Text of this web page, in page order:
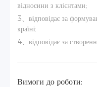
відносини з клієнтами;
3、відповідає за
країні;
4、відповідає за
Вимоги до роботи: